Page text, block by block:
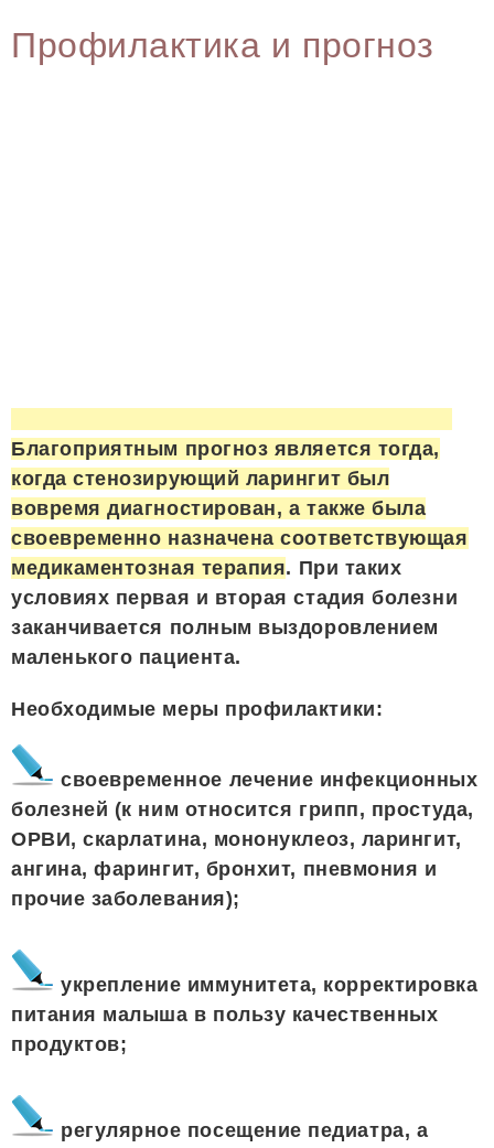
Профилактика и прогноз
Благоприятным прогноз является тогда,
когда стенозирующий ларингит был
вовремя диагностирован, а также была
своевременно назначена соответствующая
медикаментозная терапия. При таких
условиях первая и вторая стадия болезни
заканчивается полным выздоровлением
маленького пациента.
Необходимые меры профилактики:
своевременное лечение инфекционных
болезней (к ним относится грипп, простуда,
ОРВИ, скарлатина, мононуклеоз, ларингит,
ангина, фарингит, бронхит, пневмония и
прочие заболевания);
укрепление иммунитета, корректировка
питания малыша в пользу качественных
продуктов;
регулярное посещение педиатра, а